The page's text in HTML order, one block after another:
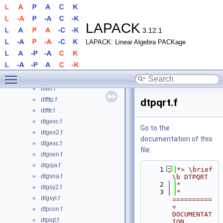
LAPACK 3.12.1
LAPACK: Linear Algebra PACKage
► dsytrs_aa_2stage.f
► dsytrs_rook.f
► dtbcon.f
► dtbrfs.f
► dtbtrs.f
► dtftri.f
► dtfttp.f
► dtfttr.f
► dtgevc.f
► dtgex2.f
► dtgexc.f
► dtgsen.f
► dtgsja.f
► dtgsna.f
► dtgsy2.f
► dtgsyl.f
► dtpcon.f
► dtplqt.f
dtpqrt.f
Go to the
documentation of this
file.
    1
*> \brief
\b DTPQRT
    2
*
    3
*
==========
=
DOCUMENTAT